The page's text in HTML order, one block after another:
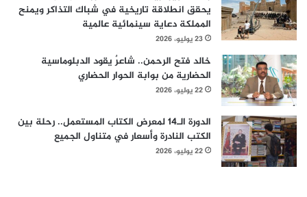
يحقق انطلاقة تاريخية في شباك التذاكر ويمنح
المملكة دعاية سينمائية عالمية
23 يوليو، 2026
خالد فتح الرحمن.. شاعرٌ يقود الدبلوماسية
الحضارية من بوابة الحوار الحضاري
22 يوليو، 2026
الدورة الـ14 لمعرض الكتاب المستعمل.. رحلة بين
الكتب النادرة وأسعار في متناول الجميع
22 يوليو، 2026